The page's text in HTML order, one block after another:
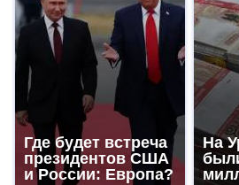
Где будет встреча
президентов США
и России: Европа?
На